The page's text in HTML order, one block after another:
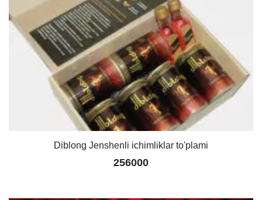
Diblong Jenshenli ichimliklar to'plami
256000